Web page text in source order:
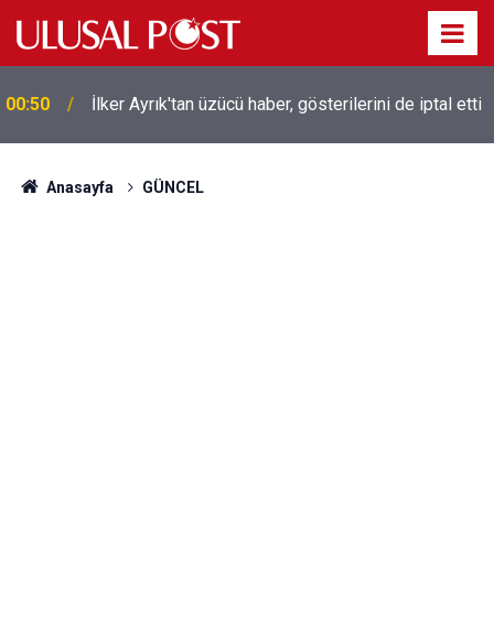
00:39
Liverpool efsanesi Mısırlı yıldız Mohamed Salah
Trabzonspor ile anlaştı! Yarın geliyor
Anasayfa GÜNCEL